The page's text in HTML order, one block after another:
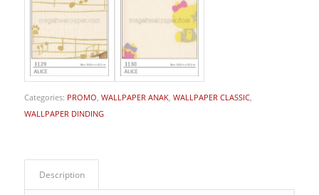
Categories: PROMO WALLPAPER ANAK, WALLPAPER CLASSIC,
WALLPAPER DINDING
Description